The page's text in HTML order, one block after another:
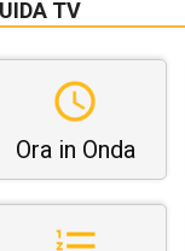
TV
Ora in Onda